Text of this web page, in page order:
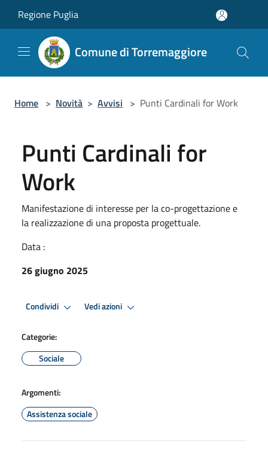
Regione Puglia
Comune di Torremaggiore
Home > Novità > Avvisi > Punti Cardinali for Work
Punti Cardinali for
Work
Manifestazione di interesse per la co-progettazione e
la realizzazione di una proposta progettuale.
Data :
26 giugno 2025
Condividi Premi Invio per attivare. apre menu
Vedi azioni
Categorie:
Sociale
Argomenti:
Assistenza sociale